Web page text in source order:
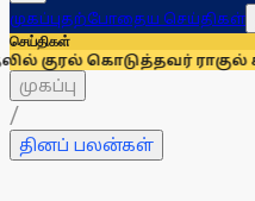
முகப்புதற்போதைய செய்திகள்
செய்திகள்
ராகுல் காந்தி:
முகப்பு
/
தினப் பலன்கள்